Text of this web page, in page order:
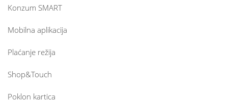
Konzum SMART
Mobilna aplikacija
Plaćanje režija
Shop&Touch
Poklon kartica